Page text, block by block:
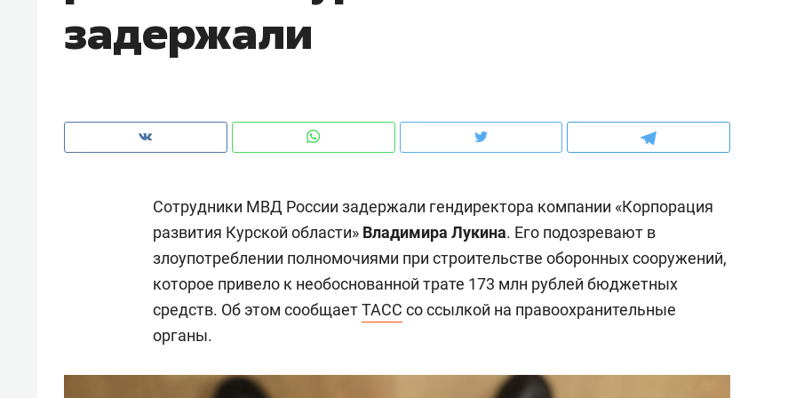
задержали
Сотрудники МВД России задержали гендиректора компании «Корпорация
развития Курской области» Владимира Лукина. Его подозревают в
злоупотреблении полномочиями при строительстве оборонных сооружений,
которое привело к необоснованной трате 173 млн рублей бюджетных
средств. Об этом сообщаетТАСС со ссылкой на правоохранительные
органы.
чем интересен Оман?
Рекомендуем
Как ГК «МИР ГРУПП» и ВТБ
создают оазис жилого
комфорта под Казанью
Рекомендуем
ID вместо ключа: какой будет
безопасность в ЖК «Нова»
природе, работа